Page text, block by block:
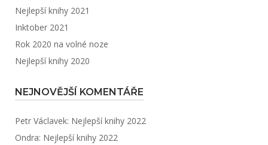
Nejlepší knihy 2021
Inktober 2021
Rok 2020 na volné noze
Nejlepší knihy 2020
NEJNOVĚJŠÍ KOMENTÁŘE
Petr Václavek: Nejlepší knihy 2022
Ondra: Nejlepší knihy 2022